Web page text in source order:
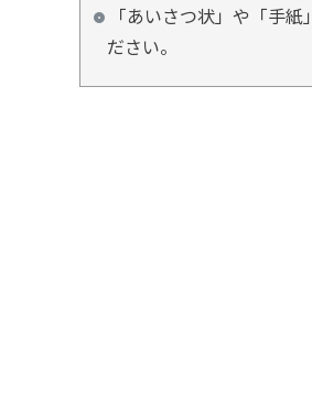
「あいさつ状」や「手
ださい。